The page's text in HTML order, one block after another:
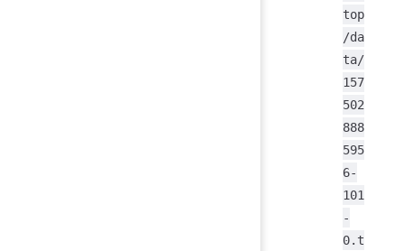
top
/da
ta/
157
502
888
595
6-
101
-
0.t